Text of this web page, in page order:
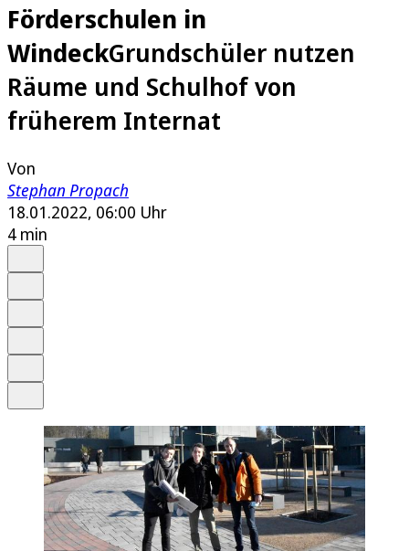
Förderschulen in
WindeckGrundschüler nutzen
Räume und Schulhof von
früherem Internat
Von
Stephan Propach
18.01.2022, 06:00 Uhr
4 min